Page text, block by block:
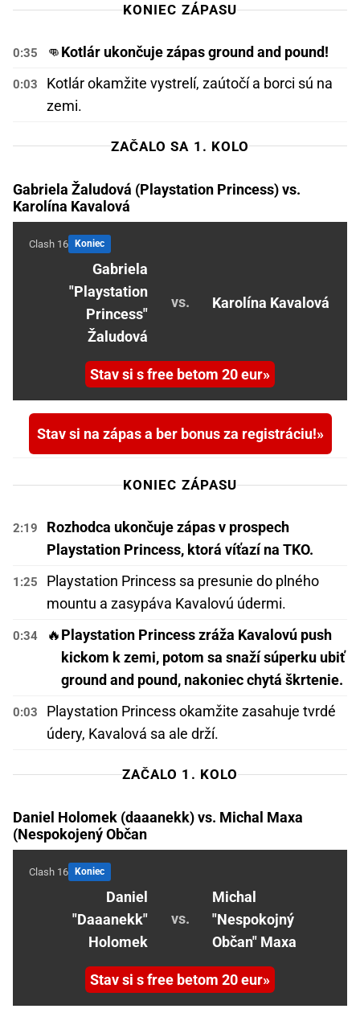
KONIEC ZÁPASU
0:35 👊Kotlár ukončuje zápas ground and pound!
0:03
Kotlár okamžite vystrelí, zaútočí a borci sú na
zemi.
ZAČALO SA 1. KOLO
Gabriela Žaludová (Playstation Princess) vs.
Karolína Kavalová
Clash 16 Koniec
Gabriela
"Playstation
Princess"
Žaludová
vs. Karolína Kavalová
Stav si s free betom 20 eur
Stav si na zápas a ber bonus za registráciu!
KONIEC ZÁPASU
2:19
Rozhodca ukončuje zápas v prospech
Playstation Princess, ktorá víťazí na TKO.
1:25
Playstation Princess sa presunie do plného
mountu a zasypáva Kavalovú údermi.
0:34 🔥Playstation Princess zráža Kavalovú push
kickom k zemi, potom sa snaží súperku ubiť
ground and pound, nakoniec chytá škrtenie.
0:03
Playstation Princess okamžite zasahuje tvrdé
údery, Kavalová sa ale drží.
ZAČALO 1. KOLO
Daniel Holomek (daaanekk) vs. Michal Maxa
(Nespokojený Občan
Clash 16 Koniec
Daniel
"Daaanekk"
Holomek
vs.
Michal
"Nespokojný
Občan" Maxa
Stav si s free betom 20 eur